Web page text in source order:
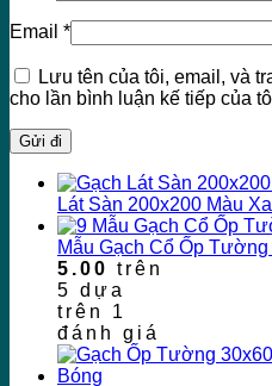
Email *
Lưu tên của tôi, email, và
cho lần bình luận kế tiếp của
Lát Sàn 200x200 Màu
Mẫu Gạch Cổ Ốp
5.00 trên
5 dựa
trên 1
đánh giá